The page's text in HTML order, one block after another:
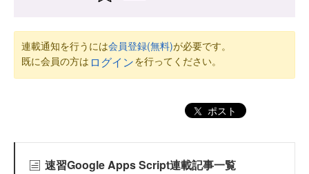
連載通知を行うには会員登録(無料)が必要です。
既に会員の方は ログインを行ってください。
ポスト
速習Google Apps Script連載記事一覧